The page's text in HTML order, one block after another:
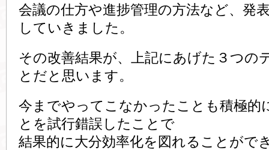
会議の仕方や進捗管理の方法など、発
していきました。
その改善結果が、上記にあげた３つの
とだと思います。
今までやってこなかったことも積極的
とを試行錯誤したことで
結果的に大分効率化を図れることがで